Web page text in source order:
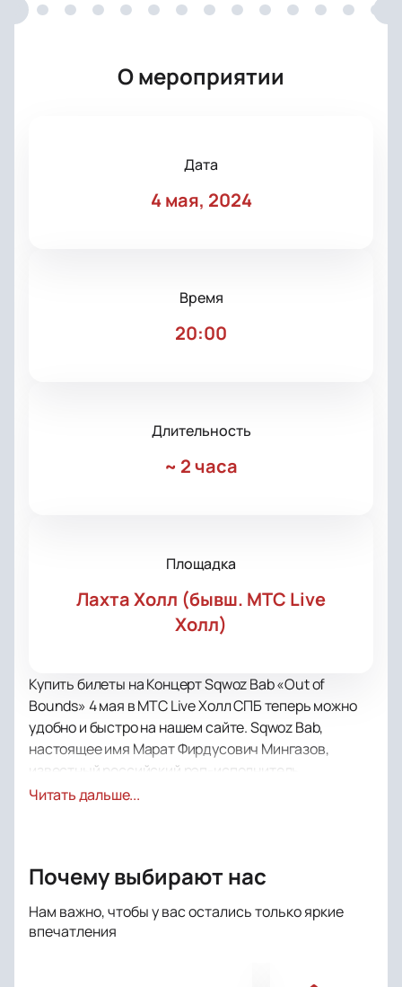
О мероприятии
Дата
4 мая, 2024
Время
20:00
Длительность
~ 2 часа
Площадка
Лахта Холл (бывш. МТС Live
Холл)
Купить билеты на Концерт Sqwoz Bab «Out of
Bounds» 4 мая в МТС Live Холл СПБ теперь можно
удобно и быстро на нашем сайте. Sqwoz Bab,
настоящее имя Марат Фирдусович Мингазов,
известный российский рэп-исполнитель
татарского происхождения, выступит в Санкт-
современном MTS Live Hall, который известен
Это событие обещает стать настоящим праздником
для фанатов и ценителей творчества Sqwoz Bab.
Читать дальше...
Почему выбирают нас
Нам важно, чтобы у вас остались только яркие
впечатления